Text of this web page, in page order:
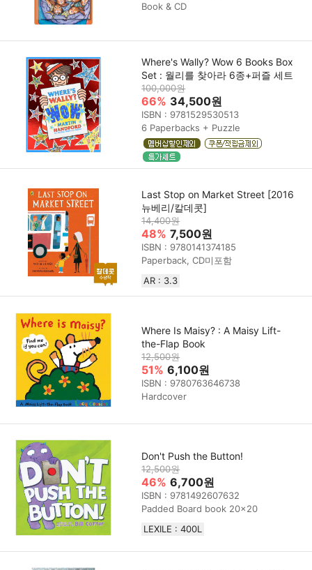
Book & CD
Where's Wally? Wow 6 Books Box
Set : 월리를 찾아라 6종+퍼즐 세트
100,000원
66% 34,500원
ISBN : 9781529530513
6 Paperbacks + Puzzle
Last Stop on Market Street [2016
뉴베리/칼데콧]
14,400원
48% 7,500원
ISBN : 9780141374185
Paperback, CD미포함
AR : 3.3
Where Is Maisy? : A Maisy Lift-
the-Flap Book
12,500원
51% 6,100원
ISBN : 9780763646738
Hardcover
Don't Push the Button!
12,500원
46% 6,700원
ISBN : 9781492607632
Padded Board book 20x20
LEXILE : 400L